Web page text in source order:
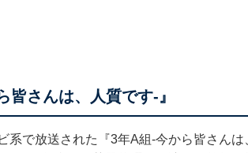
皆さんは、人質です-』
系で放送された『3年A組-今から皆さん